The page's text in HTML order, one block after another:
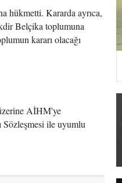
hükmetti. Kararda ayrıca,
Belçika toplumuna
kararı olacağı
AİHM'ye
Sözleşmesi ile uyumlu